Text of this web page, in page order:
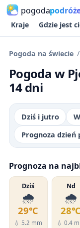
pogoda
Kraje Gdzie jest
Pogoda na świecie
Pogoda w
14 dni
Dziś i jutro
Prognoza dzień
Prognoza na
Dziś
🌧️
29℃
💧 5.2 mm
Nd
🌧️
28℃
💧 0.4